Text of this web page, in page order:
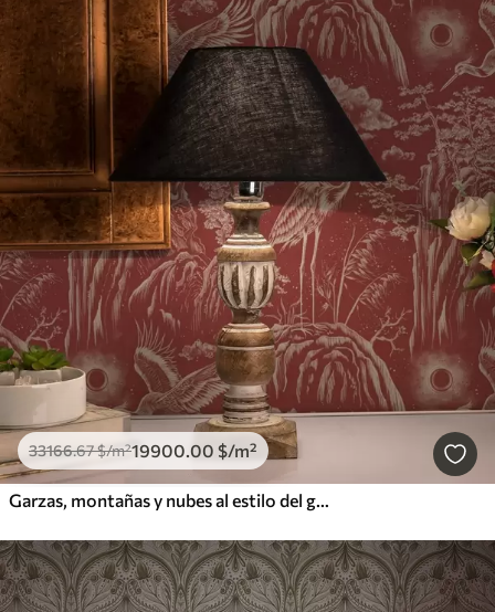
33166.67$/m²19900.00 $/m²
Garzas, montañas y nubes al estilo del grabado japonés